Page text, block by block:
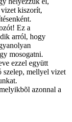
kiszorít,
Ez a
arról, hogy
mosogatni.
ezzel együtt
szelep, mellyel vizet
azonnal a